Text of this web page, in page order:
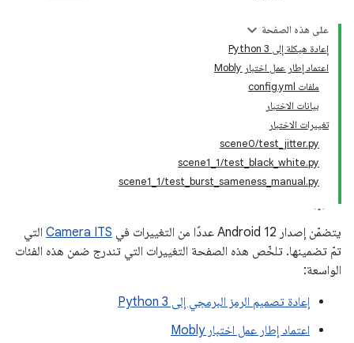
على هذه الصفحة
إعادة هيكلة إلى Python 3
اعتماد إطار عمل اختبار Mobly
ملفات config.yml
بيانات الاختبار
تغييرات الاختبار
‫scene0/test_jitter.py
‫scene1_1/test_black_white.py
‫scene1_1/test_burst_sameness_manual.py
يتضمّن إصدار Android 12 عددًا من التغييرات في Camera ITS التي
تمّ تضمينها. تلخّص هذه الصفحة التغييرات التي تندرج ضمن هذه الفئات
الواسعة:
إعادة تصميم الرمز البرمجي إلى Python 3
اعتماد إطار عمل اختبار Mobly